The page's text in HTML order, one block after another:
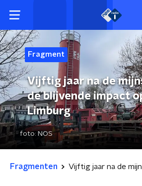
Fragment
Vijftig jaar na de
de blijvende impact
Limburg
foto: NOS
Fragmenten